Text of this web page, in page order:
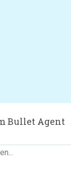
Bullet Agent